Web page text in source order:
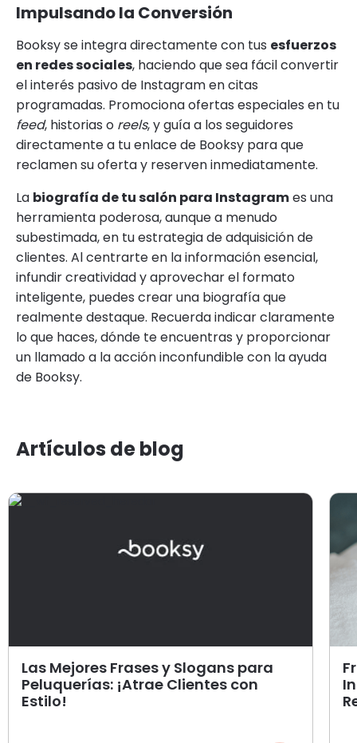
Impulsando la Conversión
Booksy se integra directamente con tus esfuerzos
en redes sociales, haciendo que sea fácil convertir
el interés pasivo de Instagram en citas
programadas. Promociona ofertas especiales en tu
feed, historias o reels, y guía a los seguidores
directamente a tu enlace de Booksy para que
reclamen su oferta y reserven inmediatamente.
La biografía de tu salón para Instagrames una
herramienta poderosa, aunque a menudo
subestimada, en tu estrategia de adquisición de
clientes. Al centrarte en la información esencial,
infundir creatividad y aprovechar el formato
inteligente, puedes crear una biografía que
realmente destaque. Recuerda indicar claramente
lo que haces, dónde te encuentras y proporcionar
un llamado a la acción inconfundible con la ayuda
de Booksy.
Artículos de blog
Las Mejores Frases y Slogans para
Peluquerías: ¡Atrae Clientes con
Estilo!